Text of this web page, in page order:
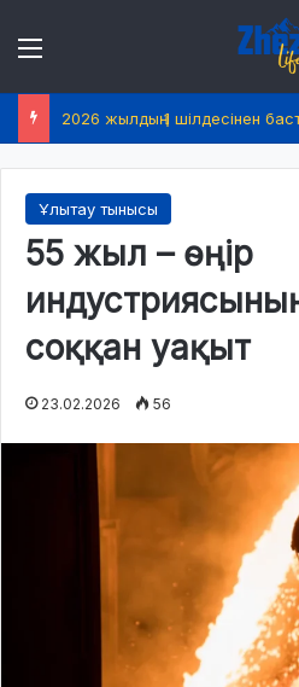
Ұлытау тынысы
55 жыл – өңір
соққан уақыт
23.02.2026 56